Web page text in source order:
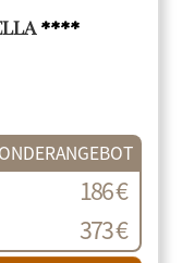
****
186 €
373 €